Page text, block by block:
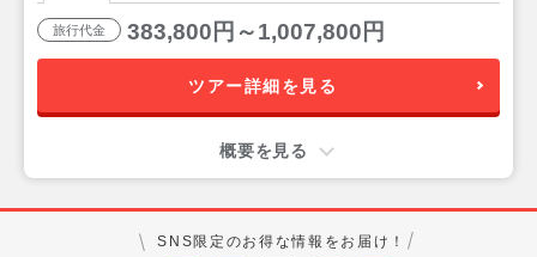
旅行代金 383,800円～1,007,800円
ツアー詳細を見る
概要を見る
SNS限定のお得な情報をお届け！